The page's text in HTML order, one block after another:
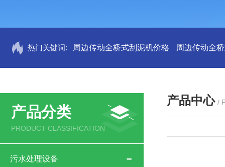
热门关键词: 周边传动全桥式刮泥机价格 周边传动全
产品分类
PRODUCT CLASSIFICATION
污水处理设备
产品中心 /